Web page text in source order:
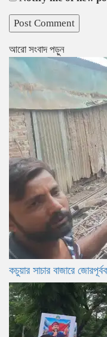
আরো সংবাদ পড়ুন
কচুয়ার সাচার বাজারে